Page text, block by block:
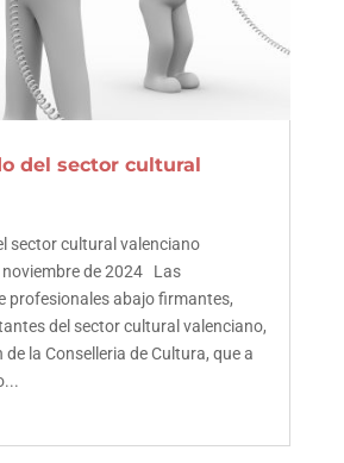
del sector cultural
sector cultural valenciano
noviembre de 2024 Las
profesionales abajo firmantes,
del sector cultural valenciano,
la Conselleria de Cultura, que a